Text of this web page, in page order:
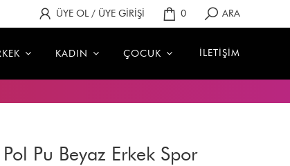
ÜYE OL / ÜYE GİRİŞİ 0 ARA
KADIN ÇOCUK İLETİŞİM
Pu Beyaz Erkek Spor